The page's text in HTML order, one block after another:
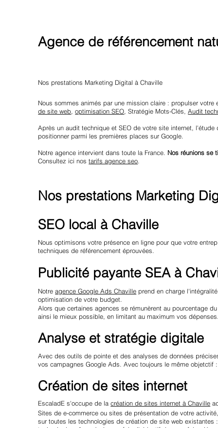
Agence de référencement
Nos prestations Marketing Digital à Chaville
Nous sommes animés par une mission claire : propulser
de site web,optimisation SEO, Stratégie Mots-Clés,Audit
Après un audit technique et SEO de votre site internet,
positionner parmi les premières places sur Google.
Notre agence intervient dans toute la France. Nos réunions se
Consultez ici nostarifs agence seo.
Nos prestations Marketing
SEO local à Chaville
Nous optimisons votre présence en ligne pour que votre
techniques de référencement éprouvées.
Publicité payante SEA à
Notreagence Google Ads Chaville prend en charge
optimisation de votre budget.
Alors que certaines agences se rémunèrent au pourcentage
ainsi le mieux possible, en limitant au maximum vos
Analyse et stratégie digitale
Avec des outils de pointe et des analyses de données
vos campagnes Google Ads. Avec toujours le même objetctif
Création de sites internet
EscaladE s'occupe de lacréation de sites internet à Chaville
Sites de e-commerce ou sites de présentation de votre
sur toutes les technologies de création de site web existantes